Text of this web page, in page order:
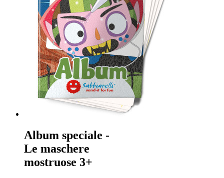
Album speciale -
Le maschere
mostruose 3+